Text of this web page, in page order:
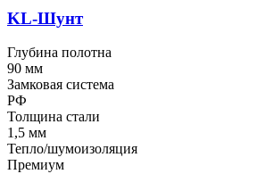
KL-Шунт
Глубина полотна
90 мм
Замковая система
РФ
Толщина стали
1,5 мм
Тепло/шумоизоляция
Премиум